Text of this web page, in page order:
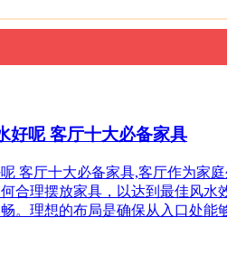
好呢 客厅十大必备家具
客厅十大必备家具,客厅作为家
合理摆放家具，以达到最佳风
。理想的布局是确保从入口处